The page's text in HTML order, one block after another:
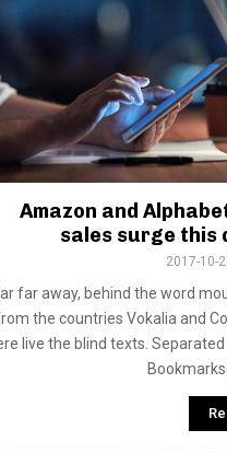
Amazon and
sales surge this
2017-10-
far away, behind the word
the countries Vokalia and
live the blind texts. Separated